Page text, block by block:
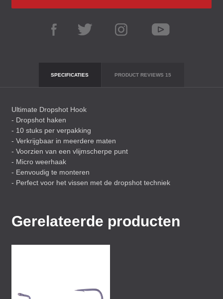
SPECIFICATIES PRODUCT REVIEWS 15
Ultimate Dropshot Hook
- Dropshot haken
- 10 stuks per verpakking
- Verkrijgbaar in meerdere maten
- Voorzien van een vlijmscherpe punt
- Micro weerhaak
- Eenvoudig te monteren
- Perfect voor het vissen met de dropshot techniek
Gerelateerde producten